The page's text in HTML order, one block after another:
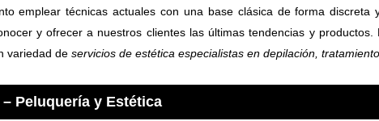
emplear técnicas actuales con una base clásica de forma discreta
y ofrecer a nuestros clientes las últimas tendencias y
variedad de servicios de estética especialistas en depilación,
Peluquería y Estética